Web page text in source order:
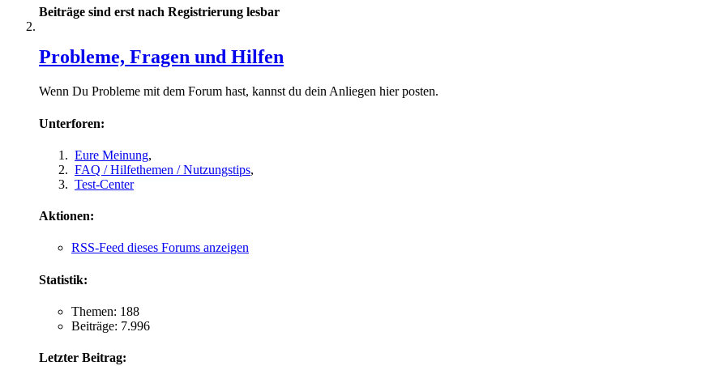
Beiträge sind erst nach Registrierung lesbar
Probleme, Fragen und Hilfen
Wenn Du Probleme mit dem Forum hast, kannst du dein Anliegen hier posten.
Unterforen:
Eure Meinung,
FAQ / Hilfethemen / Nutzungstips,
Test-Center
Aktionen:
RSS-Feed dieses Forums anzeigen
Statistik:
Themen: 188
Beiträge: 7.996
Letzter Beitrag: